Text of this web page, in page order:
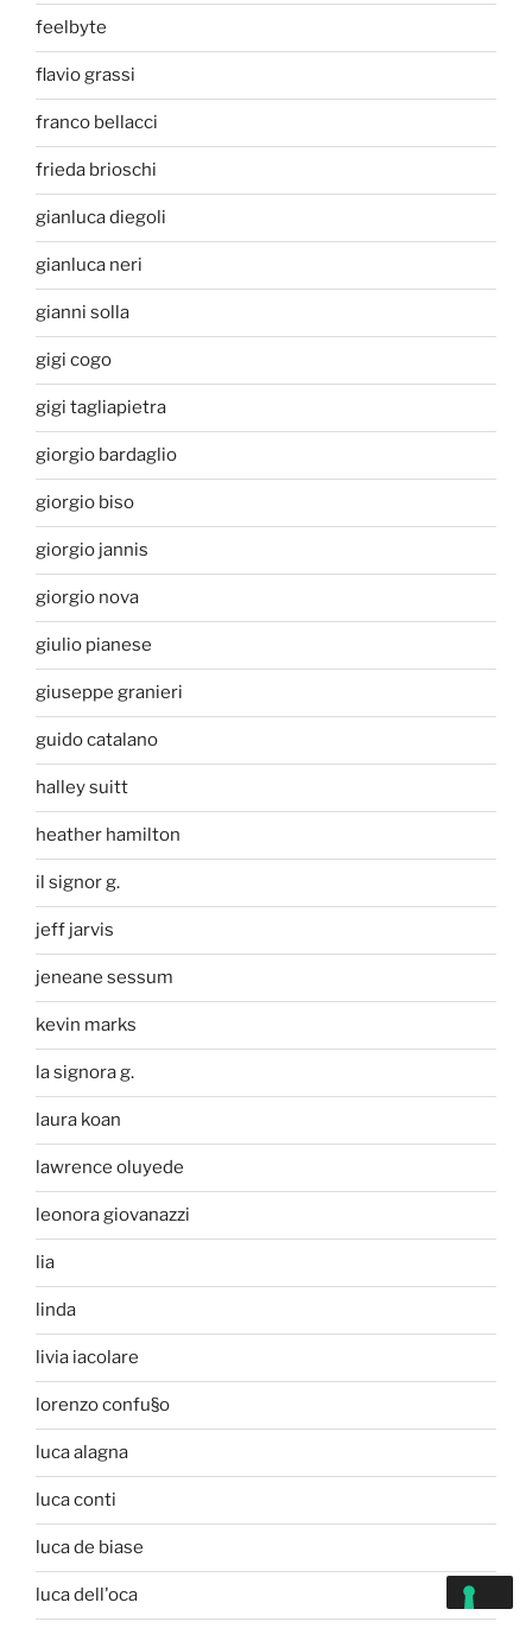
feelbyte
flavio grassi
franco bellacci
frieda brioschi
gianluca diegoli
gianluca neri
gianni solla
gigi cogo
gigi tagliapietra
giorgio bardaglio
giorgio biso
giorgio jannis
giorgio nova
giulio pianese
giuseppe granieri
guido catalano
halley suitt
heather hamilton
il signor g.
jeff jarvis
jeneane sessum
kevin marks
la signora g.
laura koan
lawrence oluyede
leonora giovanazzi
lia
linda
livia iacolare
lorenzo confu§o
luca alagna
luca conti
luca de biase
luca dell'oca